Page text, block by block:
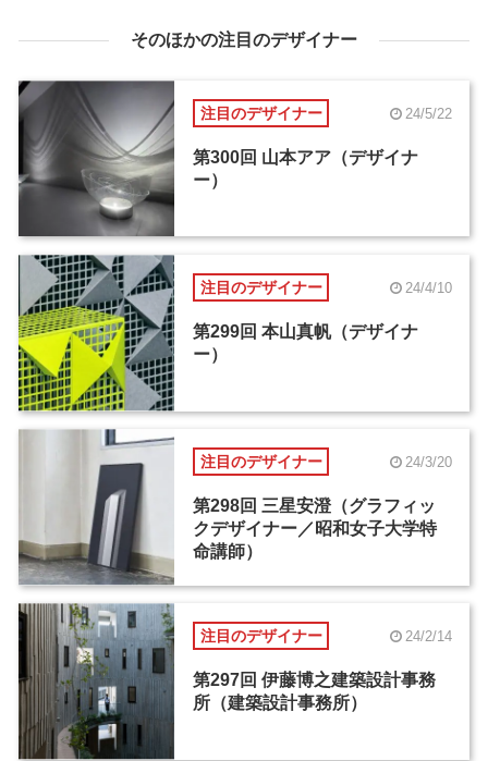
そのほかの注目のデザイナー
注目のデザイナー 24/5/22
第300回 山本アア（デザイナ
ー）
注目のデザイナー 24/4/10
第299回 本山真帆（デザイナ
ー）
注目のデザイナー 24/3/20
第298回 三星安澄（グラフィッ
クデザイナー／昭和女子大学特
命講師）
注目のデザイナー 24/2/14
第297回 伊藤博之建築設計事務
所（建築設計事務所）